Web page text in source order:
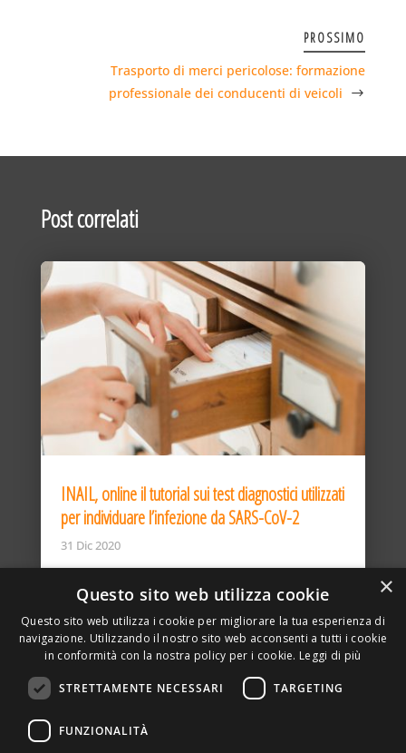
PROSSIMO
Trasporto di merci pericolose: formazione
professionale dei conducenti di veicoli
Post correlati
INAIL, online il tutorial sui test diagnostici utilizzati
per individuare l’infezione da SARS-CoV-2
31 Dic 2020
DELLA TORRE, 15 – 20127 – MILANO – P. IVA
×
Questo sito web utilizza cookie
Questo sito web utilizza i cookie per migliorare la tua esperienza di
navigazione. Utilizzando il nostro sito web acconsenti a tutti i cookie
in conformità con la nostra policy per i cookie. Leggi di più
STRETTAMENTE NECESSARI TARGETING
FUNZIONALITÀ